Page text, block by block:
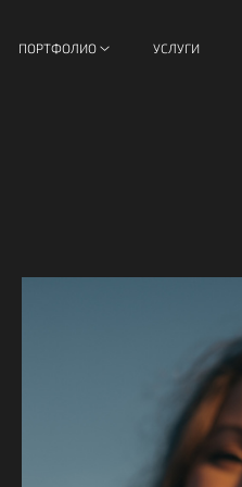
ПОРТФОЛИО УСЛУГИ